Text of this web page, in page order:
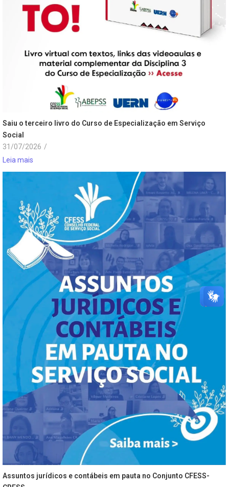
Saiu o terceiro livro do Curso de Especialização em Serviço
Social
31/07/2026 /
Leia mais
Assuntos jurídicos e contábeis em pauta no Conjunto CFESS-